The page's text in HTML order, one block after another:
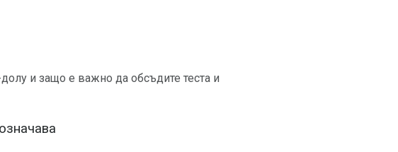
долу и защо е важно да обсъдите теста и